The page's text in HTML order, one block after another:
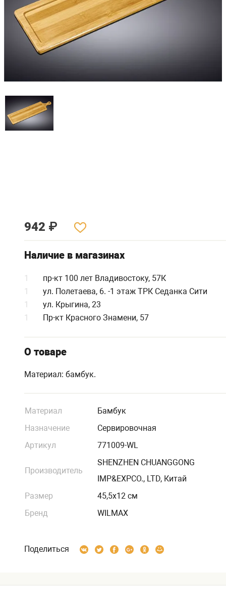
942 ₽
Наличие в магазинах
1
пр-кт 100 лет Владивостоку, 57К
1
ул. Полетаева, 6. -1 этаж ТРК Седанка Сити
1
ул. Крыгина, 23
1
Пр-кт Красного Знамени, 57
О товаре
Материал: бамбук.
Материал
Бамбук
Назначение
Сервировочная
Артикул
771009-WL
Производитель
SHENZHEN CHUANGGONG
IMP&EXPCO., LTD, Китай
Размер
45,5х12 см
Бренд
WILMAX
Поделиться